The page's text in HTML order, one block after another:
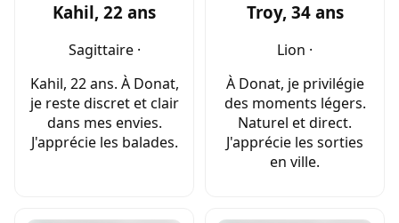
Kahil, 22 ans
Sagittaire ·
Kahil, 22 ans. À Donat,
je reste discret et clair
dans mes envies.
J'apprécie les balades.
Troy, 34 ans
Lion ·
À Donat, je privilégie
des moments légers.
Naturel et direct.
J'apprécie les sorties
en ville.